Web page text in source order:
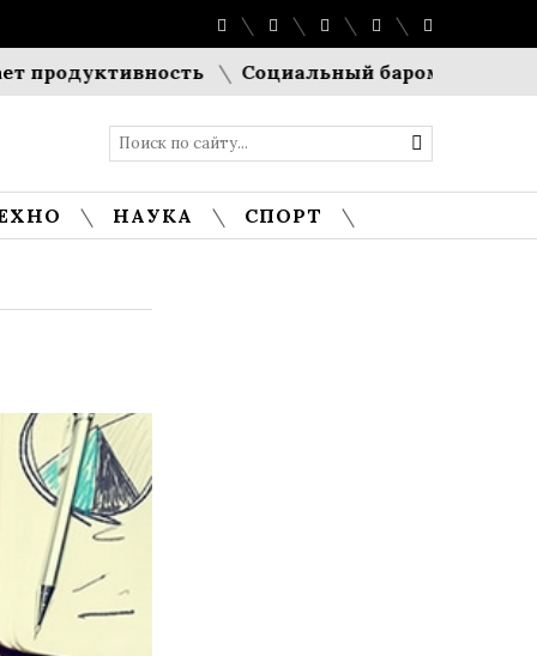
Социальный барометр Европы:
НАУКА СПОРТ